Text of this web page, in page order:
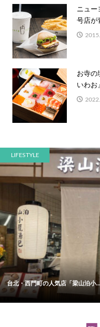
ニュー
号店が
お寺の
いわお
LIFESTYLE
台北・西門町の人気店「梁山泊小...